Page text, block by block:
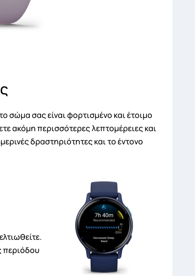
σώμα σας είναι φορτισμένο και έτοιμο
ακόμη περισσότερες λεπτομέρειες και
δραστηριότητες και το έντονο
περιόδου